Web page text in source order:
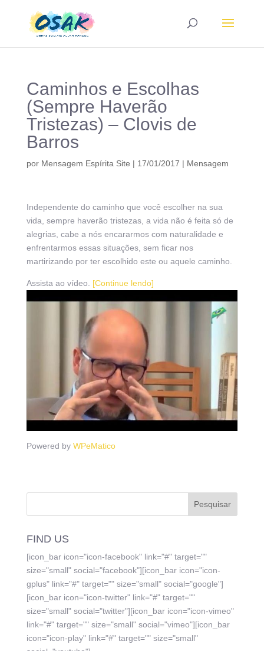
Caminhos e Escolhas
(Sempre Haverão
Tristezas) – Clovis de
Barros
por Mensagem Espírita Site | 17/01/2017 | Mensagem
Independente do caminho que você escolher na sua
vida, sempre haverão tristezas, a vida não é feita só de
alegrias, cabe a nós encararmos com naturalidade e
enfrentarmos essas situações, sem ficar nos
martirizando por ter escolhido este ou aquele caminho.
Assista ao vídeo. [Continue lendo]
Powered by WPeMatico
FIND US
[icon_bar icon="icon-facebook" link="#" target=""
size="small" social="facebook"][icon_bar icon="icon-
gplus" link="#" target="" size="small" social="google"]
[icon_bar icon="icon-twitter" link="#" target=""
size="small" social="twitter"][icon_bar icon="icon-vimeo"
link="#" target="" size="small" social="vimeo"][icon_bar
icon="icon-play" link="#" target="" size="small"